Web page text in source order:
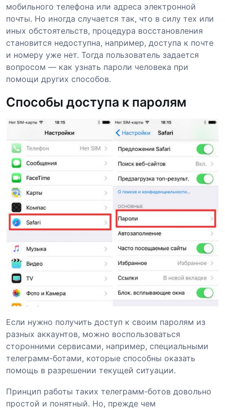
мобильного телефона или адреса электронной
почты. Но иногда случается так, что в силу тех или
иных обстоятельств, процедура восстановления
становится недоступна, например, доступа к почте
и номеру уже нет. Тогда пользователь задается
вопросом — как узнать пароли человека при
помощи других способов.
Способы доступа к паролям
Если нужно получить доступ к своим паролям из
разных аккаунтов, можно воспользоваться
сторонними сервисами, например, специальными
телеграмм-ботами, которые способны оказать
помощь в разрешении текущей ситуации.
Принцип работы таких телеграмм-ботов довольно
простой и понятный. Но, прежде чем